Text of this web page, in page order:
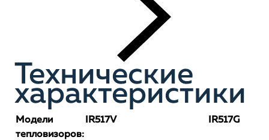
Технические
характеристики
Модели
тепловизоров:
IR517V IR517G